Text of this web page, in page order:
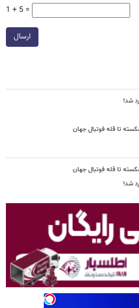
1 + 5 =
ارسال
شد!
تا قله فوتبال جهان
تا قله فوتبال جهان
شد!